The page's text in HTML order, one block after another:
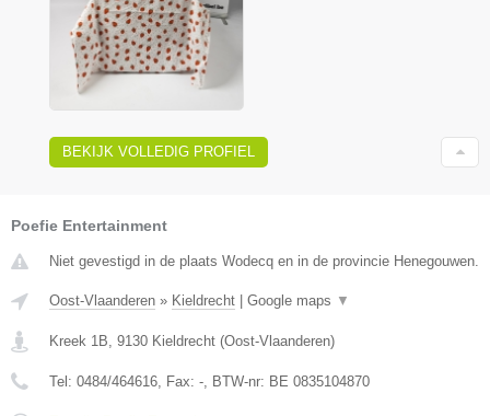
BEKIJK VOLLEDIG PROFIEL
Poefie Entertainment
Niet gevestigd in de plaats Wodecq en in de provincie Henegouwen.
Oost-Vlaanderen » Kieldrecht | Google maps ▼
Kreek 1B 9130 Kieldrecht (Oost-Vlaanderen)
Tel: 0484/464616 , Fax: - , BTW-nr: BE 0835104870